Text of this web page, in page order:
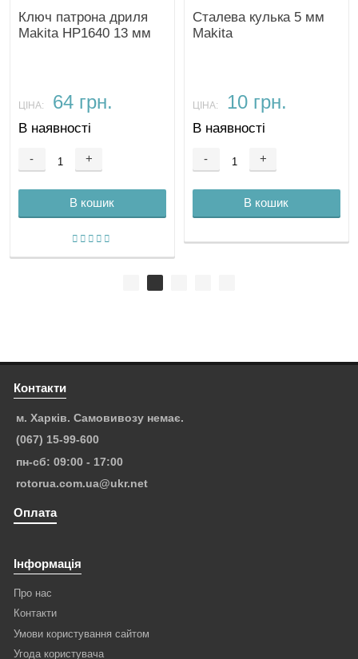
Ключ патрона дриля
Makita HP1640 13 мм
ЦІНА: 64 грн.
В наявності
- +
В кошик
Сталева кулька 5 мм
Makita
ЦІНА: 10 грн.
В наявності
- +
В кошик
Контакти
м. Харків. Самовивозу немає.
(067) 15-99-600
пн-сб: 09:00 - 17:00
rotorua.com.ua@ukr.net
Оплата
Інформація
Про нас
Контакти
Умови користування сайтом
Угода користувача